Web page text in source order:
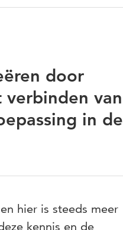
door
van
in de
hier is steeds meer
kennis en de